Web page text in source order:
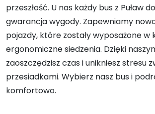
przeszłość. U nas każdy bus z Puław
gwarancja wygody. Zapewniamy
pojazdy, które zostały wyposażone w
ergonomiczne siedzenia. Dzięki
zaoszczędzisz czas i unikniesz stresu
przesiadkami. Wybierz nasz bus i
komfortowo.